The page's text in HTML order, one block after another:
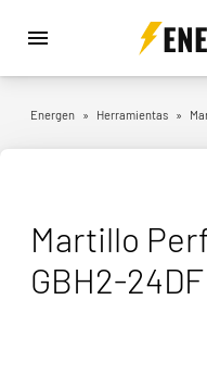
Energen » Herramientas »
Martillo
GBH2-24DF